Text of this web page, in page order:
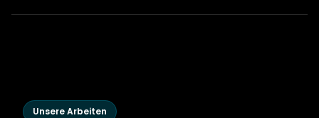
Unsere Arbeiten